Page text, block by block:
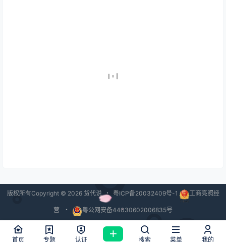
版权所有Copyright © 2026货代说 ・ 粤ICP备20032409号-1 工商亮照经
营 ・
粤公网安备44030602006835号
查询 40 次，耗时 1.4540 秒
首页
专题 认证 搜索 菜单 我的